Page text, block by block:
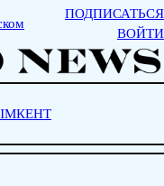
ПОДПИСАТЬСЯ
ВОЙТИ